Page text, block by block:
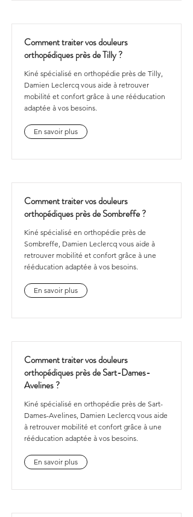
Comment traiter vos douleurs
orthopédiques près de Tilly ?
Kiné spécialisé en orthopédie près de Tilly,
Damien Leclercq vous aide à retrouver
mobilité et confort grâce à une rééducation
adaptée à vos besoins.
En savoir plus
Comment traiter vos douleurs
orthopédiques près de Sombreffe ?
Kiné spécialisé en orthopédie près de
Sombreffe, Damien Leclercq vous aide à
retrouver mobilité et confort grâce à une
rééducation adaptée à vos besoins.
En savoir plus
Comment traiter vos douleurs
orthopédiques près de Sart-Dames-
Avelines ?
Kiné spécialisé en orthopédie près de Sart-
Dames-Avelines, Damien Leclercq vous aide
à retrouver mobilité et confort grâce à une
rééducation adaptée à vos besoins.
En savoir plus